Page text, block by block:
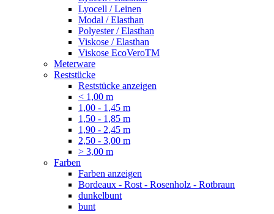
Lyocell / Leinen
Modal / Elasthan
Polyester / Elasthan
Viskose / Elasthan
Viskose EcoVeroTM
Meterware
Reststücke
Reststücke anzeigen
< 1,00 m
1,00 - 1,45 m
1,50 - 1,85 m
1,90 - 2,45 m
2,50 - 3,00 m
> 3,00 m
Farben
Farben anzeigen
Bordeaux - Rost - Rosenholz - Rotbraun
dunkelbunt
bunt